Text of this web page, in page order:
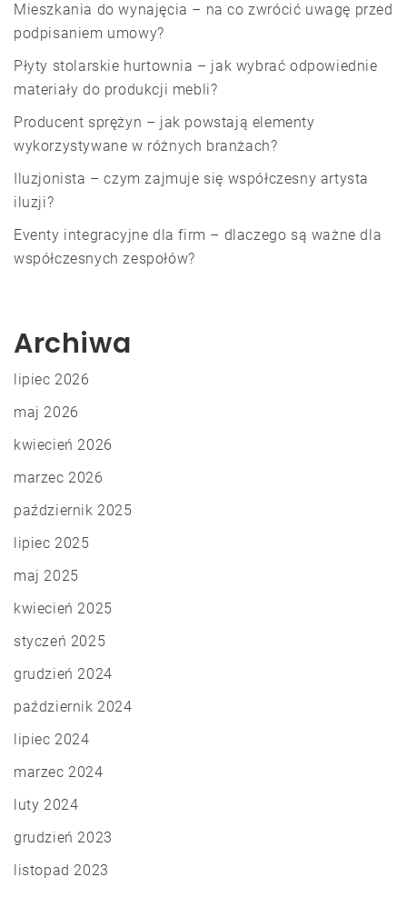
Mieszkania do wynajęcia – na co zwrócić uwagę przed
podpisaniem umowy?
Płyty stolarskie hurtownia – jak wybrać odpowiednie
materiały do produkcji mebli?
Producent sprężyn – jak powstają elementy
wykorzystywane w różnych branżach?
Iluzjonista – czym zajmuje się współczesny artysta
iluzji?
Eventy integracyjne dla firm – dlaczego są ważne dla
współczesnych zespołów?
Archiwa
lipiec 2026
maj 2026
kwiecień 2026
marzec 2026
październik 2025
lipiec 2025
maj 2025
kwiecień 2025
styczeń 2025
grudzień 2024
październik 2024
lipiec 2024
marzec 2024
luty 2024
grudzień 2023
listopad 2023